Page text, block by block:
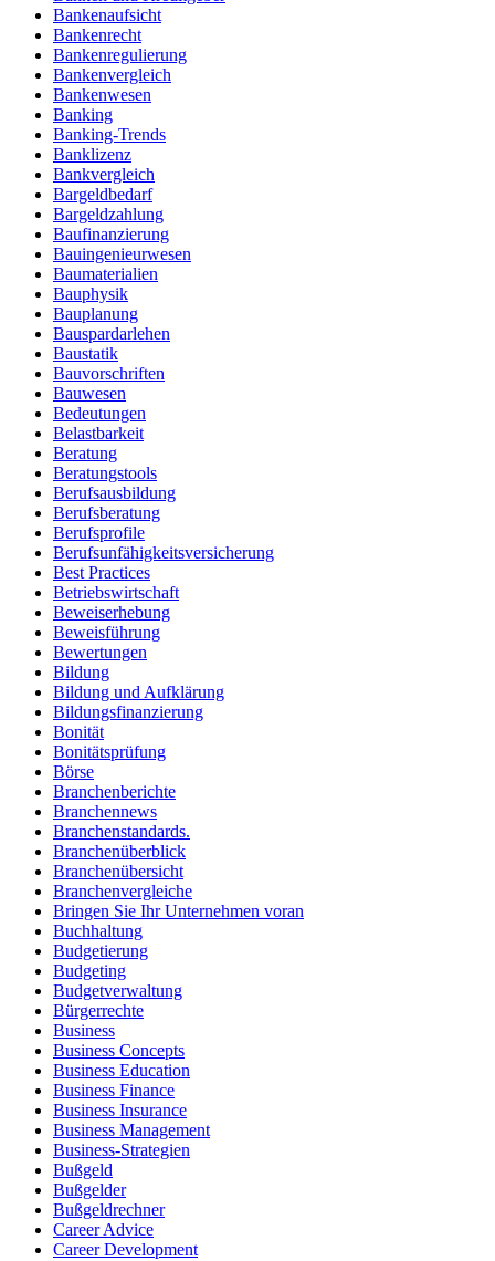
Bankenaufsicht
Bankenrecht
Bankenregulierung
Bankenvergleich
Bankenwesen
Banking
Banking-Trends
Banklizenz
Bankvergleich
Bargeldbedarf
Bargeldzahlung
Baufinanzierung
Bauingenieurwesen
Baumaterialien
Bauphysik
Bauplanung
Bauspardarlehen
Baustatik
Bauvorschriften
Bauwesen
Bedeutungen
Belastbarkeit
Beratung
Beratungstools
Berufsausbildung
Berufsberatung
Berufsprofile
Berufsunfähigkeitsversicherung
Best Practices
Betriebswirtschaft
Beweiserhebung
Beweisführung
Bewertungen
Bildung
Bildung und Aufklärung
Bildungsfinanzierung
Bonität
Bonitätsprüfung
Börse
Branchenberichte
Branchennews
Branchenstandards.
Branchenüberblick
Branchenübersicht
Branchenvergleiche
Bringen Sie Ihr Unternehmen voran
Buchhaltung
Budgetierung
Budgeting
Budgetverwaltung
Bürgerrechte
Business
Business Concepts
Business Education
Business Finance
Business Insurance
Business Management
Business-Strategien
Bußgeld
Bußgelder
Bußgeldrechner
Career Advice
Career Development